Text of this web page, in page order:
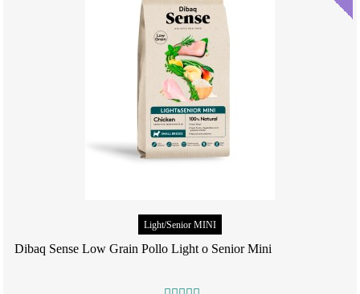
Light/Senior MINI
Dibaq Sense Low Grain Pollo Light o Senior Mini